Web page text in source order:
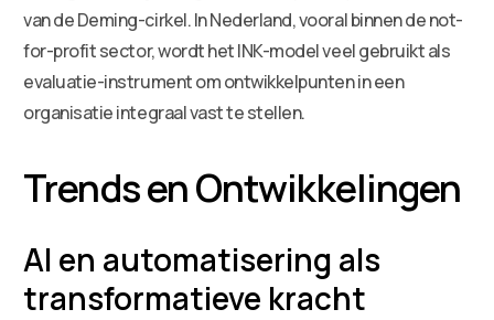
van de Deming-cirkel. In Nederland, vooral binnen de not-
for-profit sector, wordt het INK-model veel gebruikt als
evaluatie-instrument om ontwikkelpunten in een
organisatie integraal vast te stellen.
Trends en Ontwikkelingen
AI en automatisering als
transformatieve kracht